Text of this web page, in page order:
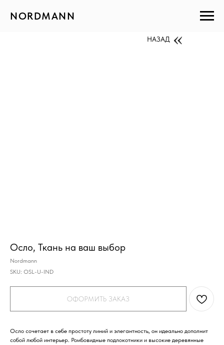
NORDMANN
НАЗАД
Осло, Ткань на ваш выбор
Nordmann
SKU: OSL-U-IND
ОФОРМИТЬ ЗАКАЗ
Осло сочетает в себе простоту линий и элегантность, он идеально дополнит
собой любой интерьер. Ромбовидные подлокотники и высокие деревянные